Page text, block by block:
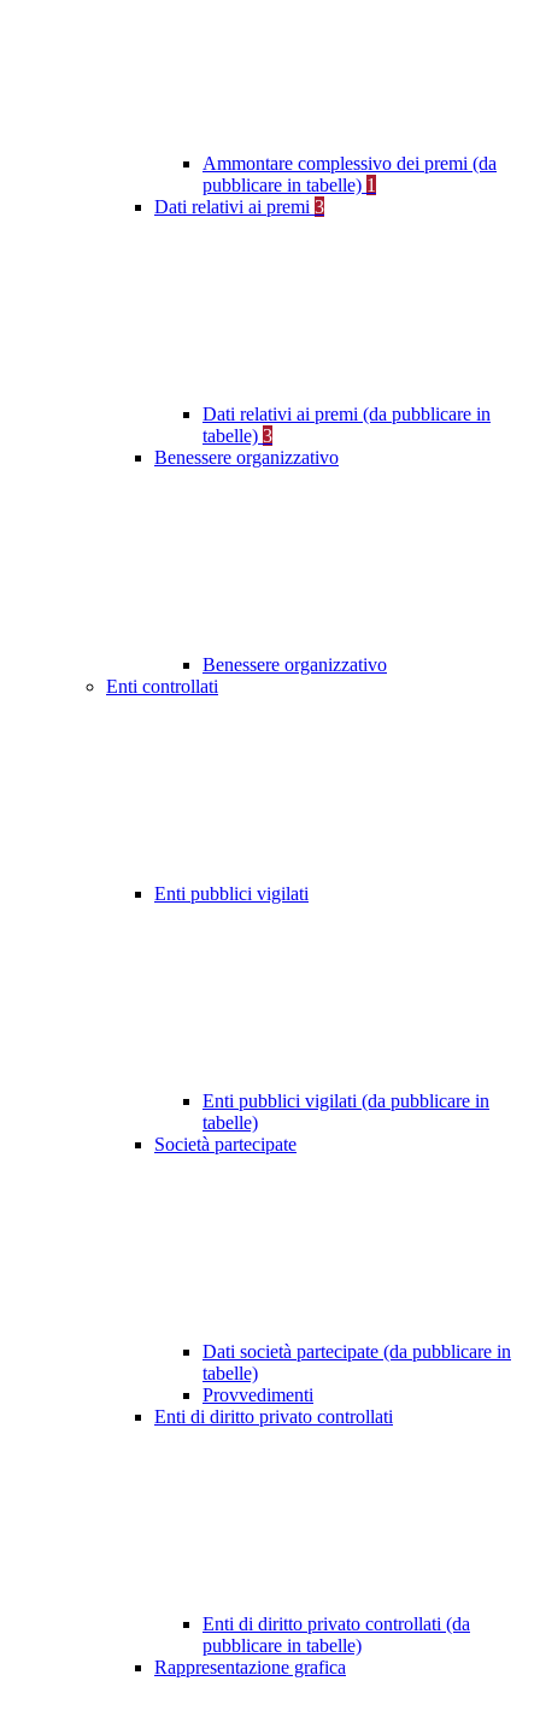
Ammontare complessivo dei premi (da
pubblicare in tabelle) 1
Dati relativi ai premi 3
Dati relativi ai premi (da pubblicare in
tabelle) 3
Benessere organizzativo
Benessere organizzativo
Enti controllati
Enti pubblici vigilati
Enti pubblici vigilati (da pubblicare in
tabelle)
Società partecipate
Dati società partecipate (da pubblicare in
tabelle)
Provvedimenti
Enti di diritto privato controllati
Enti di diritto privato controllati (da
pubblicare in tabelle)
Rappresentazione grafica